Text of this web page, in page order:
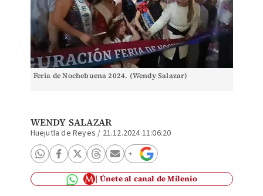
Feria de Nochebuena 2024. (Wendy Salazar)
WENDY SALAZAR
Huejutla de Reyes / 21.12.2024 11:06:20
Únete al canal de Milenio